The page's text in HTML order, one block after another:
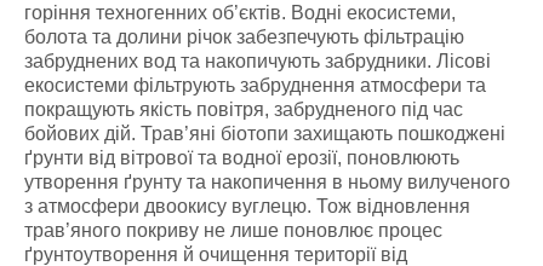
горіння техногенних об’єктів. Водні екосистеми,
болота та долини річок забезпечують фільтрацію
забруднених вод та накопичують забрудники. Лісові
екосистеми фільтрують забруднення атмосфери та
покращують якість повітря, забрудненого під час
бойових дій. Трав’яні біотопи захищають пошкоджені
ґрунти від вітрової та водної ерозії, поновлюють
утворення ґрунту та накопичення в ньому вилученого
з атмосфери двоокису вуглецю. Тож відновлення
трав’яного покриву не лише поновлює процес
ґрунтоутворення й очищення території від